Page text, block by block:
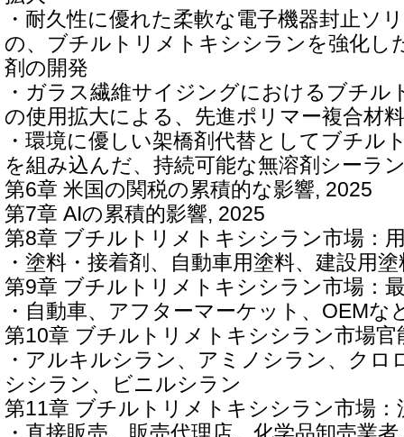
・耐久性に優れた柔軟な電子機器封止ソ
の、ブチルトリメトキシシランを強化し
剤の開発
・ガラス繊維サイジングにおけるブチル
の使用拡大による、先進ポリマー複合材
・環境に優しい架橋剤代替としてブチル
を組み込んだ、持続可能な無溶剤シーラ
第6章 米国の関税の累積的な影響, 2025
第7章 AIの累積的影響, 2025
第8章 ブチルトリメトキシシラン市場：
・塗料・接着剤、自動車用塗料、建設用
第9章 ブチルトリメトキシシラン市場：
・自動車、アフターマーケット、OEMな
第10章 ブチルトリメトキシシラン市場官
・アルキルシラン、アミノシラン、クロ
シシラン、ビニルシラン
第11章 ブチルトリメトキシシラン市場